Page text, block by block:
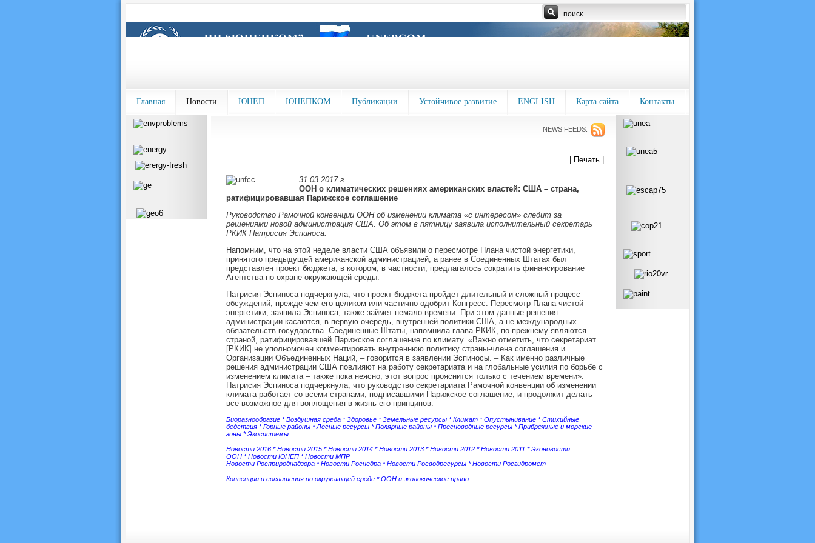
Главная Новости ЮНЕП ЮНЕПКОМ Публикации Устойчивое развитие ENGLISH Карта сайта Контакты
NEWS FEEDS:
| Печать |
31.03.2017 г.
ООН о климатических решениях американских властей: США – страна,
ратифицировавшая Парижское соглашение
Руководство Рамочной конвенции ООН об изменении климата «с интересом» следит за
решениями новой администрация США. Об этом в пятницу заявила исполнительный секретарь
РКИК Патрисия Эспиноcа.
Напомним, что на этой неделе власти США объявили о пересмотре Плана чистой энергетики,
принятого предыдущей американской администрацией, а ранее в Соединенных Штатах был
представлен проект бюджета, в котором, в частности, предлагалось сократить финансирование
Агентства по охране окружающей среды.
Патрисия Эспиноcа подчеркнула, что проект бюджета пройдет длительный и сложный процесс
обсуждений, прежде чем его целиком или частично одобрит Конгресс. Пересмотр Плана чистой
энергетики, заявила Эспиноcа, также займет немало времени. При этом данные решения
администрации касаются, в первую очередь, внутренней политики США, а не международных
обязательств государства. Соединенные Штаты, напомнила глава РКИК, по-прежнему являются
страной, ратифицировавшей Парижское соглашение по климату. «Важно отметить, что секретариат
[РКИК] не уполномочен комментировать внутреннюю политику страны-члена соглашения и
Организации Объединенных Наций, – говорится в заявлении Эспиноcы. – Как именно различные
решения администрации США повлияют на работу секретариата и на глобальные усилия по борьбе с
изменением климата – также пока неясно, этот вопрос прояснится только с течением времени».
Патрисия Эспиноcа подчеркнула, что руководство секретариата Рамочной конвенции об изменении
климата работает со всеми странами, подписавшими Парижское соглашение, и продолжит делать
все возможное для воплощения в жизнь его принципов.
Биоразнообразие *Воздушная среда *Здоровье *Земельные ресурсы *Климат *Опустынивание *Стихийные
бедствия *Горные районы *Лесные ресурсы *Полярные районы *Пресноводные ресурсы *Прибрежные и морские
зоны *Экосистемы
Новости 2016*Новости 2015*Новости 2014*Новости 2013 *Новости 2012*Новости 2011 *Эконовости
ООН*Новости ЮНЕП*Новости МПР
Новости Росприроднадзора*Новости Роснедра*Новости Росводресурсы*Новости Росгидромет
Конвенции и соглашения по окружающей среде*ООН и экологическое право